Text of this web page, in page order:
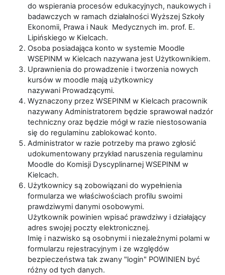
do wspierania procesów edukacyjnych, naukowych i
badawczych w ramach działalności Wyższej Szkoły
Ekonomii, Prawa i Nauk Medycznych im. prof. E.
Lipińskiego w Kielcach.
Osoba posiadająca konto w systemie Moodle
WSEPINM w Kielcach nazywana jest Użytkownikiem.
Uprawnienia do prowadzenie i tworzenia nowych
kursów w moodle mają użytkownicy
nazywani Prowadzącymi.
Wyznaczony przez WSEPINM w Kielcach pracownik
nazywany Administratorem będzie sprawował nadzór
techniczny oraz będzie mógł w razie niestosowania
się do regulaminu zablokować konto.
Administrator w razie potrzeby ma prawo zgłosić
udokumentowany przykład naruszenia regulaminu
Moodle do Komisji Dyscyplinarnej WSEPINM w
Kielcach.
Użytkownicy są zobowiązani do wypełnienia
formularza we właściwościach profilu swoimi
prawdziwymi danymi osobowymi.
Użytkownik powinien wpisać prawdziwy i działający
adres swojej poczty elektronicznej.
Imię i nazwisko są osobnymi i niezależnymi polami w
formularzu rejestracyjnym i ze względów
bezpieczeństwa tak zwany "login" POWINIEN być
różny od tych danych.